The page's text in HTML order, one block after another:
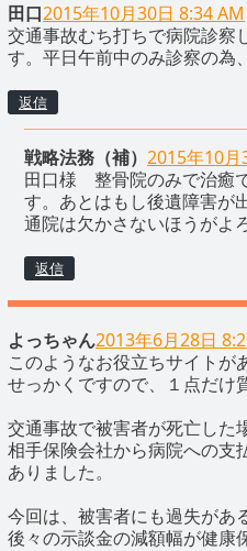
田口2015年10月30日 8:34 AM
交通事故むち打ちで病院診察
す。平日午前中のみ診察の為
返信
戦略法務（補） 2015年10月
田口様 整骨院のみで治癒
す。あとはもし後遺障害が
通院は欠かさないほうがよ
返信
よっちゃん2013年6月28日
このようなお役立ちサイトが
せっかくですので、１点だけ
交通事故で被害者が死亡した
相手保険会社から病院への支
ありました。
今回は、被害者にも過失があ
後々の示談金の減額幅が健康